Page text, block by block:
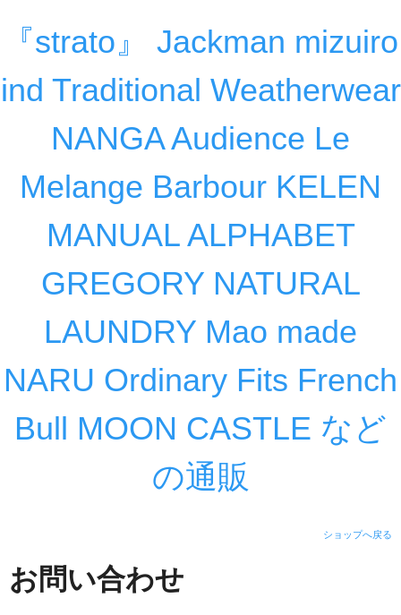
『strato』 Jackman mizuiro
ind Traditional Weatherwear
NANGA Audience Le
Melange Barbour KELEN
MANUAL ALPHABET
GREGORY NATURAL
LAUNDRY Mao made
NARU Ordinary Fits French
Bull MOON CASTLE など
の通販
ショップへ戻る
お問い合わせ